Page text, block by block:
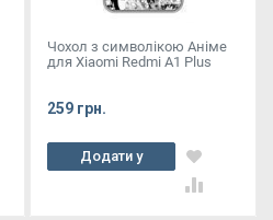
Чохол з символікою Аніме
для Xiaomi Redmi A1 Plus
259 грн.
Додати у
кошик